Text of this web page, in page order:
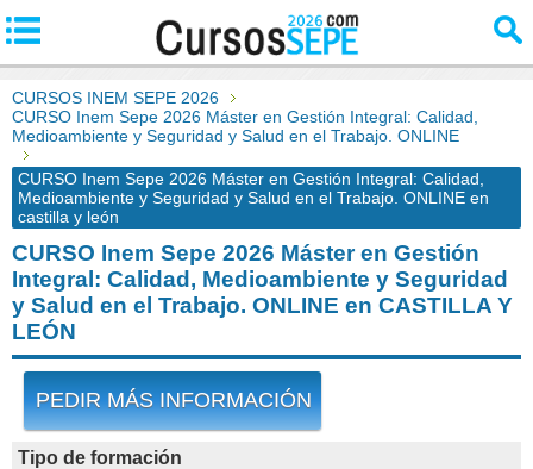
CURSOS INEM SEPE 2026
CURSO Inem Sepe 2026 Máster en Gestión Integral: Calidad,
Medioambiente y Seguridad y Salud en el Trabajo. ONLINE
CURSO Inem Sepe 2026 Máster en Gestión Integral: Calidad,
Medioambiente y Seguridad y Salud en el Trabajo. ONLINE en
castilla y león
CURSO Inem Sepe 2026 Máster en Gestión
Integral: Calidad, Medioambiente y Seguridad
y Salud en el Trabajo. ONLINE en CASTILLA Y
LEÓN
PEDIR MÁS INFORMACIÓN
Tipo de formación